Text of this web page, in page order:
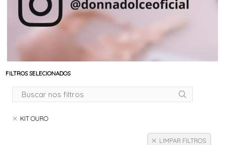
FILTROS SELECIONADOS
KIT OURO
LIMPAR FILTROS